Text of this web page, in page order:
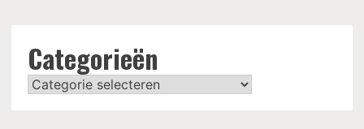
Categorieën
Categorieën